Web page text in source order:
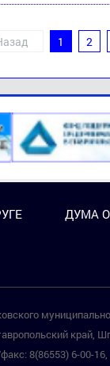
1 2
ДУМА
край,
8(86553) 6-00-